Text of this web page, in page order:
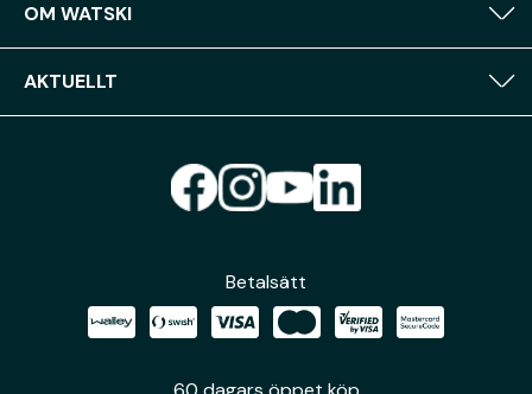
OM WATSKI
AKTUELLT
Betalsätt